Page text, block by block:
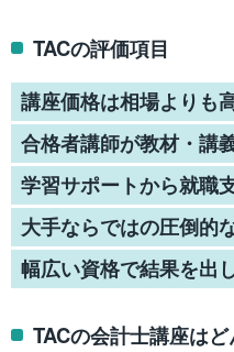
TACの評価項目
講座価格は相場よりも
合格者講師が教材・講
学習サポートから就職
大手ならではの圧倒的
幅広い資格で結果を出
TACの会計士講座は